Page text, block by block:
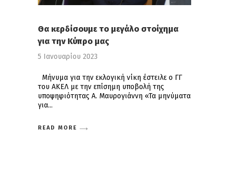
Θα κερδίσουμε το μεγάλο στοίχημα
για την Κύπρο μας
5 Ιανουαρίου 2023
Μήνυμα για την εκλογική νίκη έστειλε ο ΓΓ
του ΑΚΕΛ με την επίσημη υποβολή της
υποψηφιότητας Α. Μαυρογιάννη «Τα μηνύματα
για
READ MORE